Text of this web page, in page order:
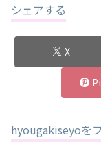
シェアする
X
hyougakiseyoを